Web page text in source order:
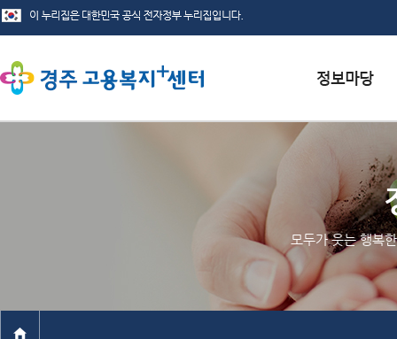
채용정보
인재정보
관련사이트
모두가 웃는 행복